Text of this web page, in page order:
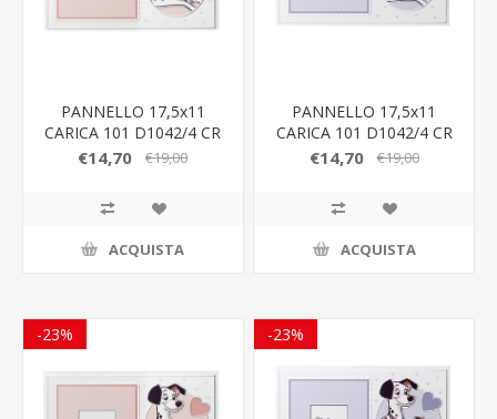
PANNELLO 17,5x11
CARICA 101 D1042/4 CR
RA
€14,70 €19,00
ACQUISTA
PANNELLO 17,5x11
CARICA 101 D1042/4 CR
C
€14,70 €19,00
ACQUISTA
-23% -23%